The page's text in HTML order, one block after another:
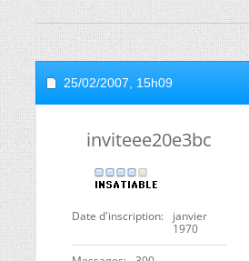
25/02/2007, 15h09
inviteee20e3bc
Date d'inscription
janvier
1970